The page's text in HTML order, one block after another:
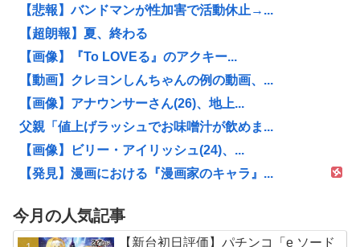
【悲報】バンドマンが性加害で活動休止→...
【超朗報】夏、終わる
【画像】『To LOVEる』のアクキー...
【動画】クレヨンしんちゃんの例の動画、...
【画像】アナウンサーさん(26)、地上...
父親「値上げラッシュでお味噌汁が飲めま...
【画像】ビリー・アイリッシュ(24)、...
【発見】漫画における『漫画家のキャラ』...
今月の人気記事
【新台初日評価】パチンコ「e ソード